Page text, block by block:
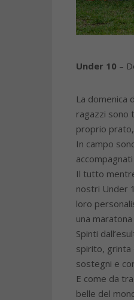
Under 10 –
La domenica
ragazzi sono
proprio
In campo
Il tutto
nostri Under
loro
una
Spinti
spirito, grinta
sostegni e
E come da
belle del